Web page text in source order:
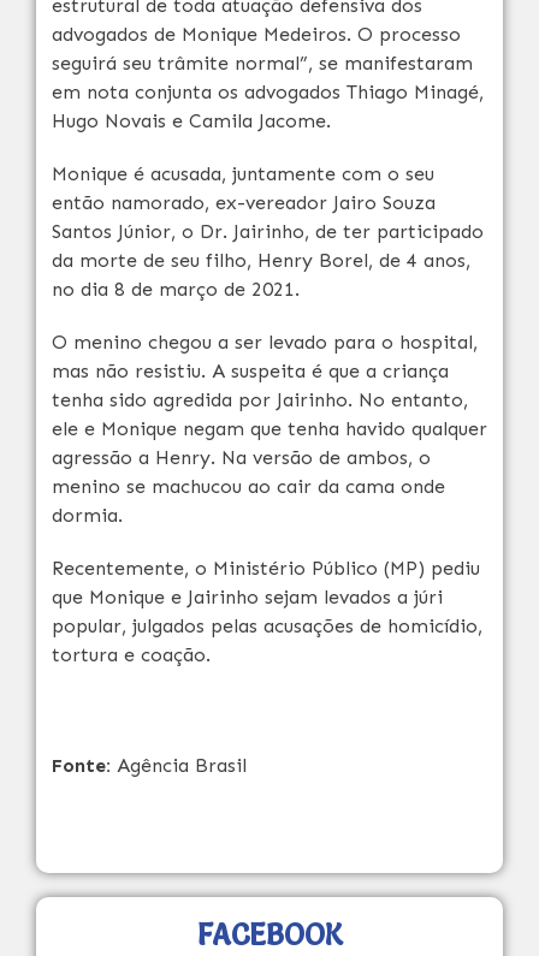
estrutural de toda atuação defensiva dos
advogados de Monique Medeiros. O processo
seguirá seu trâmite normal”, se manifestaram
em nota conjunta os advogados Thiago Minagé,
Hugo Novais e Camila Jacome.
Monique é acusada, juntamente com o seu
então namorado, ex-vereador Jairo Souza
Santos Júnior, o Dr. Jairinho, de ter participado
da morte de seu filho, Henry Borel, de 4 anos,
no dia 8 de março de 2021.
O menino chegou a ser levado para o hospital,
mas não resistiu. A suspeita é que a criança
tenha sido agredida por Jairinho. No entanto,
ele e Monique negam que tenha havido qualquer
agressão a Henry. Na versão de ambos, o
menino se machucou ao cair da cama onde
dormia.
Recentemente, o Ministério Público (MP) pediu
que Monique e Jairinho sejam levados a júri
popular, julgados pelas acusações de homicídio,
tortura e coação.
Fonte: Agência Brasil
FACEBOOK